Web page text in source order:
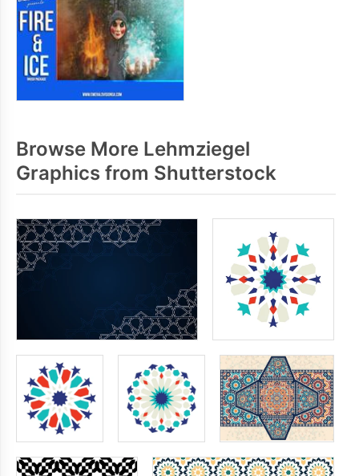
Browse More Lehmziegel
Graphics from Shutterstock